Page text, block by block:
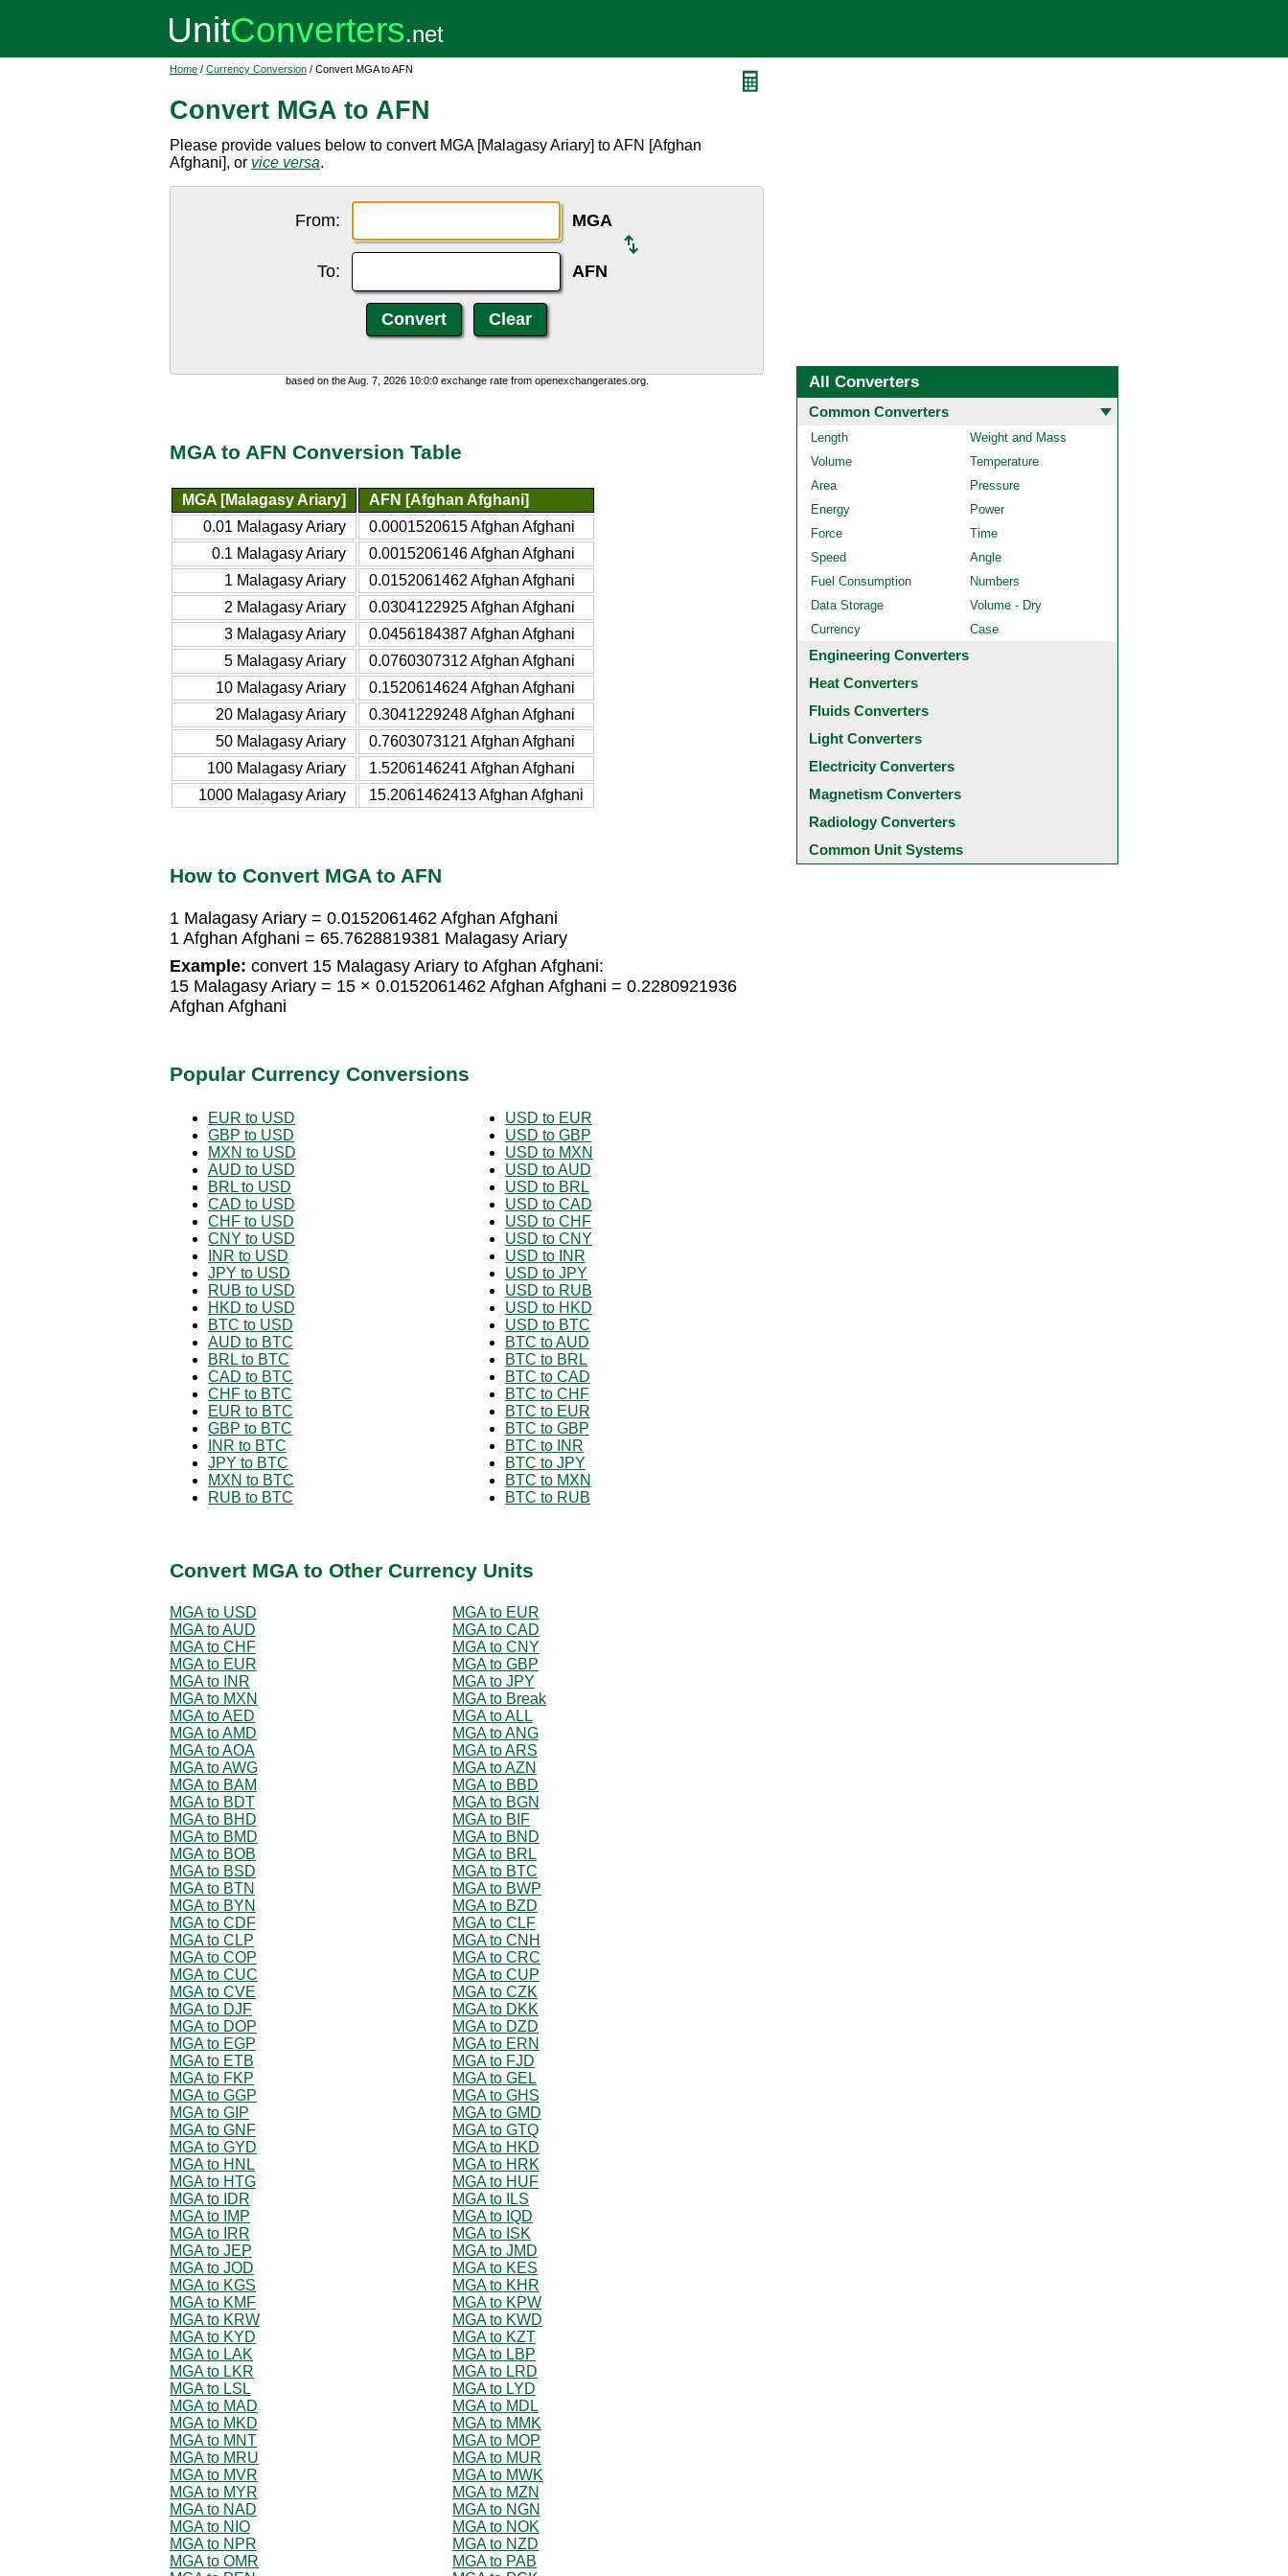
Home / Currency Conversion / Convert MGA to AFN
Convert MGA to AFN
Please provide values below to convert MGA [Malagasy Ariary] to AFN [Afghan
Afghani], or vice versa.
From: MGA
To: AFN
based on the Aug. 7, 2026 10:0:0 exchange rate from openexchangerates.org.
MGA to AFN Conversion Table
MGA [Malagasy Ariary]
AFN [Afghan Afghani]
0.01 Malagasy Ariary
0.0001520615 Afghan Afghani
0.1 Malagasy Ariary
0.0015206146 Afghan Afghani
1 Malagasy Ariary
0.0152061462 Afghan Afghani
2 Malagasy Ariary
0.0304122925 Afghan Afghani
3 Malagasy Ariary
0.0456184387 Afghan Afghani
5 Malagasy Ariary
0.0760307312 Afghan Afghani
10 Malagasy Ariary
0.1520614624 Afghan Afghani
20 Malagasy Ariary
0.3041229248 Afghan Afghani
50 Malagasy Ariary
0.7603073121 Afghan Afghani
100 Malagasy Ariary
1.5206146241 Afghan Afghani
1000 Malagasy Ariary
15.2061462413 Afghan Afghani
How to Convert MGA to AFN
1 Malagasy Ariary = 0.0152061462 Afghan Afghani
1 Afghan Afghani = 65.7628819381 Malagasy Ariary
Example: convert 15 Malagasy Ariary to Afghan Afghani:
15 Malagasy Ariary = 15 × 0.0152061462 Afghan Afghani = 0.2280921936
Afghan Afghani
Popular Currency Conversions
EUR to USD
GBP to USD
MXN to USD
AUD to USD
BRL to USD
CAD to USD
CHF to USD
CNY to USD
INR to USD
JPY to USD
RUB to USD
HKD to USD
BTC to USD
AUD to BTC
BRL to BTC
CAD to BTC
CHF to BTC
EUR to BTC
GBP to BTC
INR to BTC
JPY to BTC
MXN to BTC
RUB to BTC
USD to EUR
USD to GBP
USD to MXN
USD to AUD
USD to BRL
USD to CAD
USD to CHF
USD to CNY
USD to INR
USD to JPY
USD to RUB
USD to HKD
USD to BTC
BTC to AUD
BTC to BRL
BTC to CAD
BTC to CHF
BTC to EUR
BTC to GBP
BTC to INR
BTC to JPY
BTC to MXN
BTC to RUB
Convert MGA to Other Currency Units
MGA to USD
MGA to EUR
MGA to AUD
MGA to CAD
MGA to CHF
MGA to CNY
MGA to EUR
MGA to GBP
MGA to INR
MGA to JPY
MGA to MXN
MGA to Break
MGA to AED
MGA to ALL
MGA to AMD
MGA to ANG
MGA to AOA
MGA to ARS
MGA to AWG
MGA to AZN
MGA to BAM
MGA to BBD
MGA to BDT
MGA to BGN
MGA to BHD
MGA to BIF
MGA to BMD
MGA to BND
MGA to BOB
MGA to BRL
MGA to BSD
MGA to BTC
MGA to BTN
MGA to BWP
MGA to BYN
MGA to BZD
MGA to CDF
MGA to CLF
MGA to CLP
MGA to CNH
MGA to COP
MGA to CRC
MGA to CUC
MGA to CUP
MGA to CVE
MGA to CZK
MGA to DJF
MGA to DKK
MGA to DOP
MGA to DZD
MGA to EGP
MGA to ERN
MGA to ETB
MGA to FJD
MGA to FKP
MGA to GEL
MGA to GGP
MGA to GHS
MGA to GIP
MGA to GMD
MGA to GNF
MGA to GTQ
MGA to GYD
MGA to HKD
MGA to HNL
MGA to HRK
MGA to HTG
MGA to HUF
MGA to IDR
MGA to ILS
MGA to IMP
MGA to IQD
MGA to IRR
MGA to ISK
MGA to JEP
MGA to JMD
MGA to JOD
MGA to KES
MGA to KGS
MGA to KHR
MGA to KMF
MGA to KPW
MGA to KRW
MGA to KWD
MGA to KYD
MGA to KZT
MGA to LAK
MGA to LBP
MGA to LKR
MGA to LRD
MGA to LSL
MGA to LYD
MGA to MAD
MGA to MDL
MGA to MKD
MGA to MMK
MGA to MNT
MGA to MOP
MGA to MRU
MGA to MUR
MGA to MVR
MGA to MWK
MGA to MYR
MGA to MZN
MGA to NAD
MGA to NGN
MGA to NIO
MGA to NOK
MGA to NPR
MGA to NZD
MGA to OMR
MGA to PAB
All Converters
Common Converters
Length
Weight and Mass
Volume
Temperature
Area
Pressure
Energy
Power
Force
Time
Speed
Angle
Fuel Consumption
Numbers
Data Storage
Volume - Dry
Currency
Case
Engineering Converters
Heat Converters
Fluids Converters
Light Converters
Electricity Converters
Magnetism Converters
Radiology Converters
Common Unit Systems